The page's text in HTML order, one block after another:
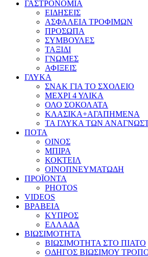
ΓΑΣΤΡΟΝΟΜΙΑ
ΕΙΔΗΣΕΙΣ
ΑΣΦΑΛΕΙΑ ΤΡΟΦΙΜΩΝ
ΠΡΟΣΩΠΑ
ΣΥΜΒΟΥΛΕΣ
ΤΑΞΙΔΙ
ΓΝΩΜΕΣ
ΑΦΙΞΕΙΣ
ΓΛΥΚΑ
ΣΝΑΚ ΓΙΑ ΤΟ ΣΧΟΛΕΙΟ
ΜΕΧΡΙ 4 ΥΛΙΚΑ
ΟΛΟ ΣΟΚΟΛΑΤΑ
ΚΛΑΣΙΚΑ+ΑΓΑΠΗΜΕΝΑ
ΤΑ ΓΛΥΚΑ ΤΩΝ
ΠΟΤΑ
ΟΙΝΟΣ
ΜΠΙΡΑ
ΚΟΚΤΕΙΛ
ΟΙΝΟΠΝΕΥΜΑΤΩΔΗ
ΠΡΟΪΟΝΤΑ
PHOTOS
VIDEOS
ΒΡΑΒΕΙΑ
ΚΥΠΡΟΣ
ΕΛΛΑΔΑ
ΒΙΩΣΙΜΟΤΗΤΑ
ΒΙΩΣΙΜΟΤΗΤΑ ΣΤΟ ΠΙΑΤΟ
ΟΔΗΓΟΣ ΒΙΩΣΙΜΟΥ